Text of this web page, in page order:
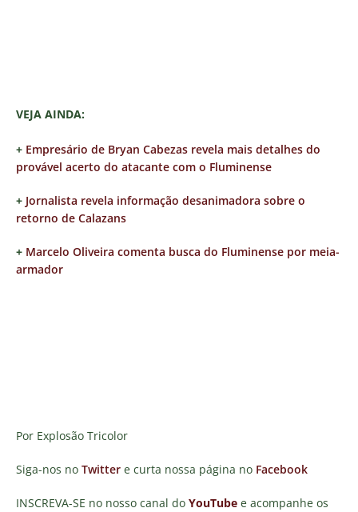
VEJA AINDA:
+ Empresário de Bryan Cabezas revela mais detalhes do
provável acerto do atacante com o Fluminense
+ Jornalista revela informação desanimadora sobre o
retorno de Calazans
+ Marcelo Oliveira comenta busca do Fluminense por meia-
armador
Por Explosão Tricolor
Siga-nos no Twitter e curta nossa página no Facebook
INSCREVA-SE no nosso canal do YouTube e acompanhe os